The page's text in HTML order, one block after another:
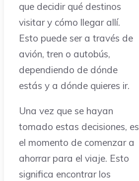
que decidir qué destinos
visitar y cómo llegar allí.
Esto puede ser a través de
avión, tren o autobús,
dependiendo de dónde
estás y a dónde quieres ir.
Una vez que se hayan
tomado estas decisiones, es
el momento de comenzar a
ahorrar para el viaje. Esto
significa encontrar los